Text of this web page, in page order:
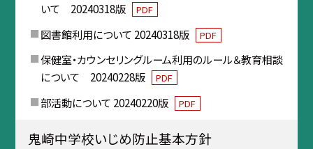
いて 20240318版
PDF
図書館利用について 20240318版 PDF
保健室・カウンセリングルーム利用のルール＆教育相談
について 20240228版
PDF
部活動について 20240220版 PDF
鬼崎中学校いじめ防止基本方針